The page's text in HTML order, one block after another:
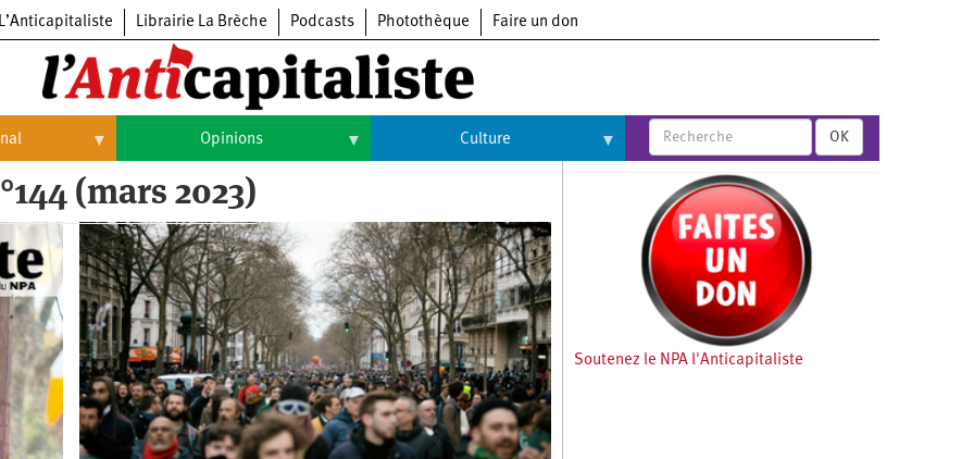
L’Anticapitaliste Librairie La Brèche Podcasts Photothèque Faire un don
Opinions
Opinions
Histoire
Culture
Arts
Cinéma
Expositions
Livres
Musique
OK
(mars 2023)
Soutenez le NPA l'Anticapitaliste